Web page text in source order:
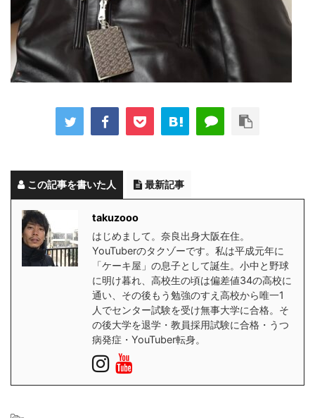
この記事を書いた人 最新記事
takuzooo
はじめまして。奈良出身大阪在住。
YouTuberのタクゾーです。私は平成元年に
「ケーキ屋」の息子として誕生。小中と野球
に明け暮れ、高校生の頃は偏差値34の高校に
通い、その後もう勉強のすえ高校から唯一1
人でセンター試験を受け無事大学に合格。そ
の後大学を退学・教員採用試験に合格・うつ
病発症・YouTuber転身。